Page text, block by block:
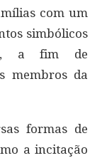
com um
simbólicos
a fim de
membros da
formas de
a incitação